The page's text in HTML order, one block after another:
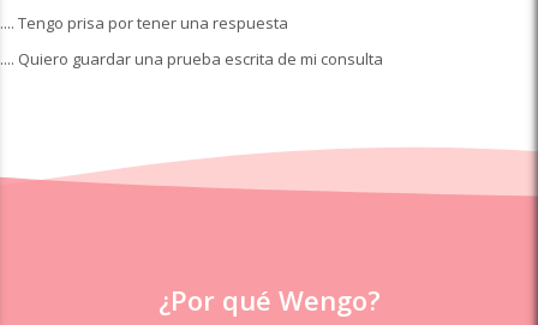
.... Tengo prisa por tener una respuesta
.... Quiero guardar una prueba escrita de mi consulta
¿Por qué Wengo?